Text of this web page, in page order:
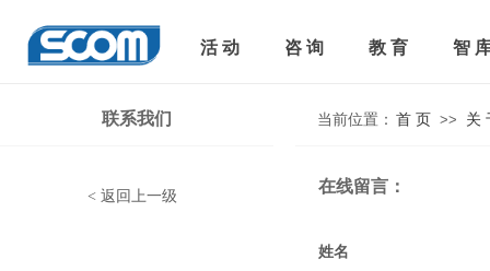
联系我们 当前位置： 首 页 >> 关
在线留言：
< 返回上一级
姓名
活 动 咨 询 教 育 智